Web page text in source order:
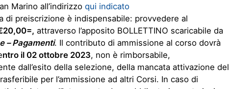
Marino all’indirizzo qui indicato
di preiscrizione è indispensabile: provvedere al
attraverso l’apposito BOLLETTINO scaricabile da
– Pagamenti. Il contributo di ammissione al corso dovrà
ntro il 02 ottobre 2023, non è rimborsabile,
dall’esito della selezione, della mancata attivazione del
per l’ammissione ad altri Corsi. In caso di